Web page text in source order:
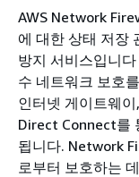
AWS Network
에 대한 상태 저장
방지 서비스입니
수 네트워크 보호
인터넷 게이트웨
Direct Connect를
됩니다. Network
로부터 보호하는